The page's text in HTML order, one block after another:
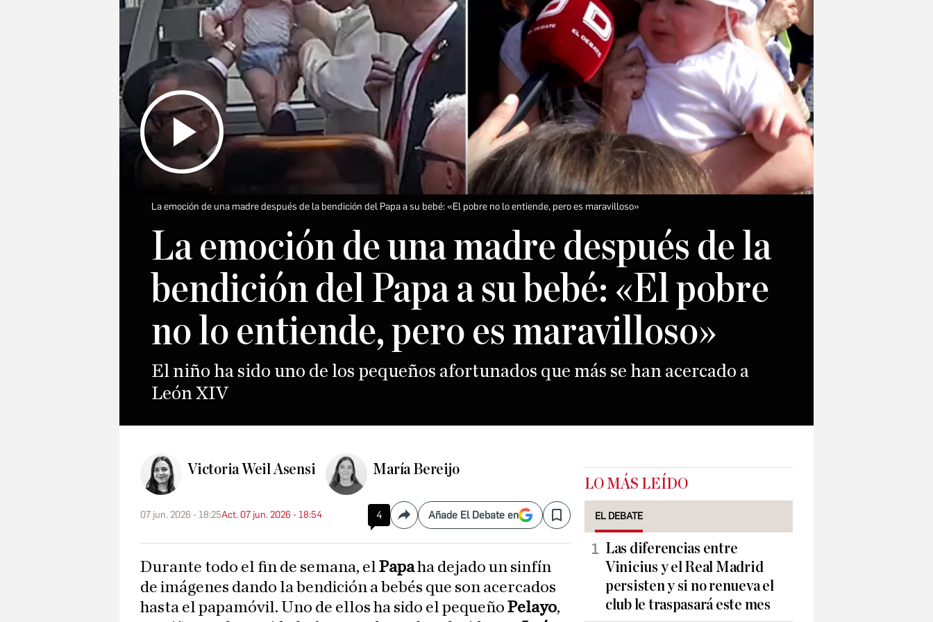
La emoción de una madre después de la bendición del Papa a su bebé: «El pobre no lo entiende, pero es maravilloso»
La emoción de una madre después de la
bendición del Papa a su bebé: «El pobre
no lo entiende, pero es maravilloso»
El niño ha sido uno de los pequeños afortunados que más se han acercado a
León XIV
Victoria Weil Asensi María Bereijo
07 jun. 2026 - 18:25Act. 07 jun. 2026 - 18:54 4 CompartirAñade El Debate en Save
Durante todo el fin de semana, elPapaha dejado un sinfín
de imágenes dando la bendición a bebés que son acercados
hasta el papamóvil. Uno de ellos ha sido el pequeño Pelayo,
LO MÁS LEÍDO
EL DEBATE
Las diferencias entre
Vinicius y el Real Madrid
persisten y si no renueva el
club le traspasará este mes